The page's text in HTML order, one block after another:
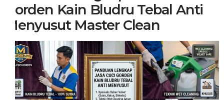
Gorden Kain Bludru Tebal Anti
Menyusut Master Clean